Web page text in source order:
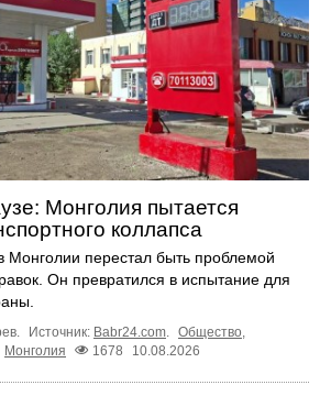
Монголия пытается
коллапса
Монголии перестал быть проблемой
Он превратился в испытание для
Источник: Babr24.com Общество
Монголия 1678 10.08.2026